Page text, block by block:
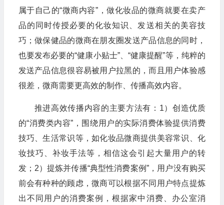
属于自己的“微商内容”，做化妆品的微商就要在卖产
品的同时传授必要的化妆知识、发送相关的美容技
巧；做保健品的微商在朋友圈发送产品信息的同时，
也要发布必要的“健康小贴士”、“健康提醒”等，纯粹的
发送产品信息很容易被用户拉黑的，而且用户体验感
很差，微商需要更高效的制作、传播高效内容。
推进高效传播内容的主要方法有：1）创造优质
的“消费类内容”，围绕用户的实际消费体验提供消费
技巧、生活常识等，如化妆品微商提供美容常识、化
妆技巧、补妆手法等，相信这会引起大量用户的转
发；2）提炼并传播“典型性消费案例”，用户没有购买
前会有种种的顾虑，微商可以根据不同用户特点提炼
出不同用户的消费案例，根据家中消费、办公室消